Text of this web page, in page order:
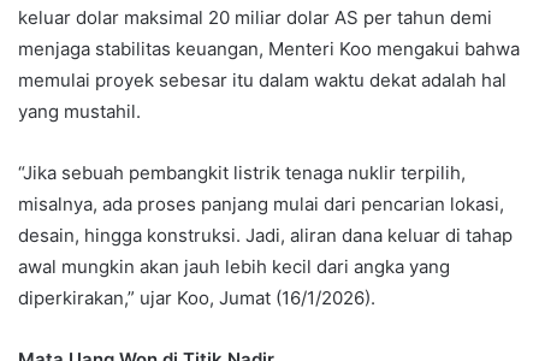
keluar dolar maksimal 20 miliar dolar AS per tahun demi
menjaga stabilitas keuangan, Menteri Koo mengakui bahwa
memulai proyek sebesar itu dalam waktu dekat adalah hal
yang mustahil.
“Jika sebuah pembangkit listrik tenaga nuklir terpilih,
misalnya, ada proses panjang mulai dari pencarian lokasi,
desain, hingga konstruksi. Jadi, aliran dana keluar di tahap
awal mungkin akan jauh lebih kecil dari angka yang
diperkirakan,” ujar Koo, Jumat (16/1/2026).